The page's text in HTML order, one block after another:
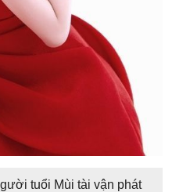
tuổi Mùi tài vận phát